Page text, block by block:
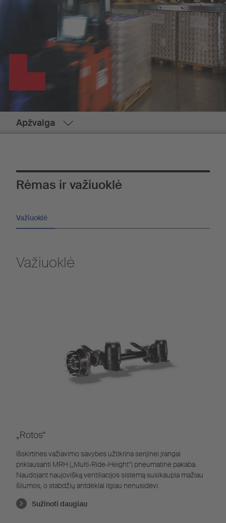
Apžvalga
Rėmas ir važiuoklė
Važiuoklė
Važiuoklė
„Rotos“
Išskirtines važiavimo savybes užtikrina serijinei įrangai
priklausanti MRH („Multi-Ride-Height“) pneumatinė pakaba.
Naudojant naujovišką ventiliacijos sistemą susikaupia mažiau
šilumos, o stabdžių antdėklai ilgiau nenusidėvi.
Sužinoti daugiau